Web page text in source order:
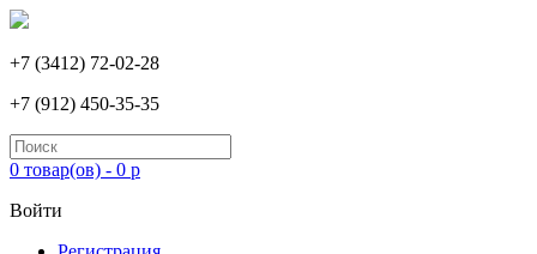
+7 (3412) 72-02-28
+7 (912) 450-35-35
0 товар(ов) - 0 р
Войти